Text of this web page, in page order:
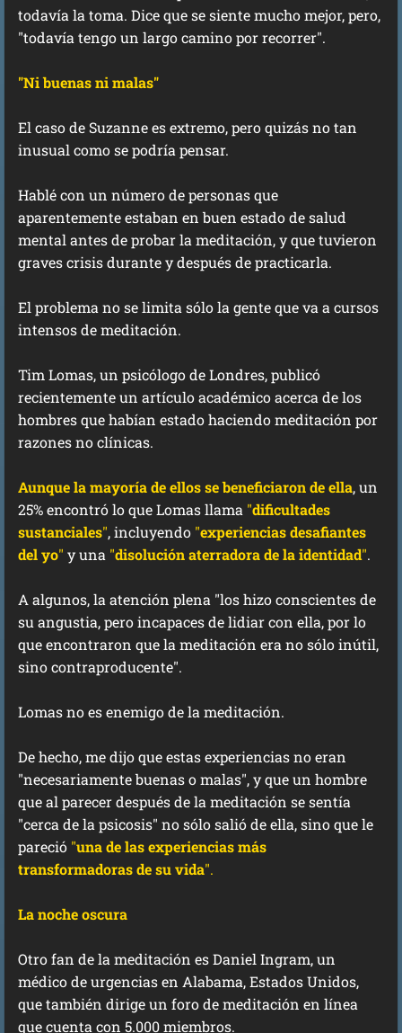
todavía la toma. Dice que se siente mucho mejor, pero,
"todavía tengo un largo camino por recorrer".
"Ni buenas ni malas"
El caso de Suzanne es extremo, pero quizás no tan
inusual como se podría pensar.
Hablé con un número de personas que
aparentemente estaban en buen estado de salud
mental antes de probar la meditación, y que tuvieron
graves crisis durante y después de practicarla.
El problema no se limita sólo la gente que va a cursos
intensos de meditación.
Tim Lomas, un psicólogo de Londres, publicó
recientemente un artículo académico acerca de los
hombres que habían estado haciendo meditación por
razones no clínicas.
Aunque la mayoría de ellos se beneficiaron de ella, un
25% encontró lo que Lomas llama "dificultades
sustanciales", incluyendo "experiencias desafiantes
del yo" y una "disolución aterradora de la identidad".
A algunos, la atención plena "los hizo conscientes de
su angustia, pero incapaces de lidiar con ella, por lo
que encontraron que la meditación era no sólo inútil,
sino contraproducente".
Lomas no es enemigo de la meditación.
De hecho, me dijo que estas experiencias no eran
"necesariamente buenas o malas", y que un hombre
que al parecer después de la meditación se sentía
"cerca de la psicosis" no sólo salió de ella, sino que le
pareció "una de las experiencias más
transformadoras de su vida".
La noche oscura
Otro fan de la meditación es Daniel Ingram, un
médico de urgencias en Alabama, Estados Unidos,
que también dirige un foro de meditación en línea
que cuenta con 5.000 miembros.